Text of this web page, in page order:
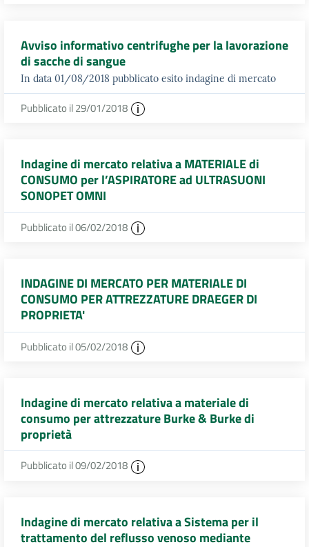
Avviso informativo centrifughe per la lavorazione
di sacche di sangue
In data 01/08/2018 pubblicato esito indagine di mercato
Pubblicato il 29/01/2018
Indagine di mercato relativa a MATERIALE di
CONSUMO per l’ASPIRATORE ad ULTRASUONI
SONOPET OMNI
Pubblicato il 06/02/2018
INDAGINE DI MERCATO PER MATERIALE DI
CONSUMO PER ATTREZZATURE DRAEGER DI
PROPRIETA'
Pubblicato il 05/02/2018
Indagine di mercato relativa a materiale di
consumo per attrezzature Burke & Burke di
proprietà
Pubblicato il 09/02/2018
Indagine di mercato relativa a Sistema per il
trattamento del reflusso venoso mediante